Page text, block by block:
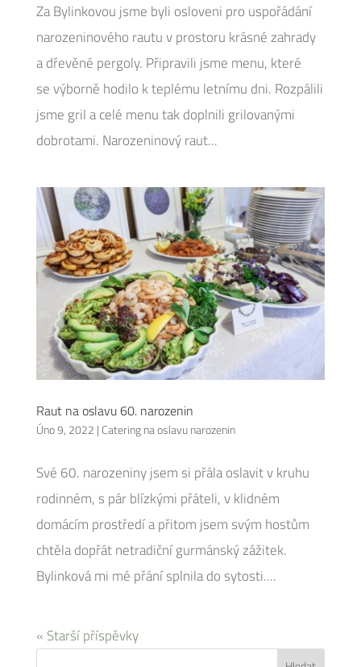
Za Bylinkovou jsme byli osloveni pro uspořádání
narozeninového rautu v prostoru krásné zahrady
a dřevěné pergoly. Připravili jsme menu, které
se výborně hodilo k teplému letnímu dni. Rozpálili
jsme gril a celé menu tak doplnili grilovanými
dobrotami. Narozeninový raut...
Raut na oslavu 60. narozenin
Úno 9, 2022 | Catering na oslavu narozenin
Své 60. narozeniny jsem si přála oslavit v kruhu
rodinném, s pár blízkými přáteli, v klidném
domácím prostředí a přitom jsem svým hostům
chtěla dopřát netradiční gurmánský zážitek.
Bylinková mi mé přání splnila do sytosti....
« Starší příspěvky